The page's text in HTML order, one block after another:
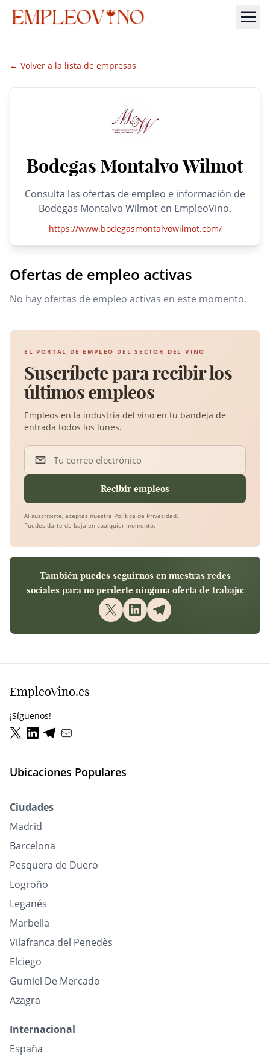
← Volver a la lista de empresas
Bodegas Montalvo Wilmot
Consulta las ofertas de empleo e información de
Bodegas Montalvo Wilmot en EmpleoVino.
https://www.bodegasmontalvowilmot.com/
Ofertas de empleo activas
No hay ofertas de empleo activas en este momento.
EL PORTAL DE EMPLEO DEL SECTOR DEL VINO
Suscríbete para recibir los
últimos empleos
Empleos en la industria del vino en tu bandeja de
entrada todos los lunes.
Tu correo electrónico
Recibir empleos
Al suscribirte, aceptas nuestra Política de Privacidad.
Puedes darte de baja en cualquier momento.
También puedes seguirnos en nuestras redes
sociales para no perderte ninguna oferta de trabajo:
EmpleoVino.es
¡Síguenos!
Ubicaciones Populares
Ciudades
Madrid
Barcelona
Pesquera de Duero
Logroño
Leganés
Marbella
Vilafranca del Penedès
Elciego
Gumiel De Mercado
Azagra
Internacional
España